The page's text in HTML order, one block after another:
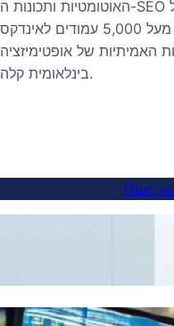
האוטומטיות ותכונות ה-SEO הרב-לשוניות של FluentC עזרו
לאתר הוורדפרס הזה להוסיף מעל 5,000 עמודים לאינדקס
האמיתיות של אופטימיזציה
בינלאומית קלה.
Πώς
Πώς να